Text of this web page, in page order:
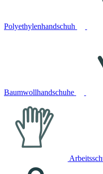
Polyethylenhandschuh
Baumwollhandschuhe